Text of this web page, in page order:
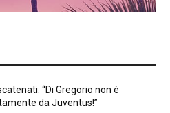
“Di Gregorio non è
da Juventus!”